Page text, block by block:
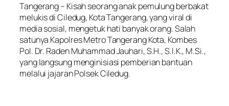
Tangerang – Kisah seorang anak pemulung berbakat
melukis di Ciledug, Kota Tangerang, yang viral di
media sosial, mengetuk hati banyak orang. Salah
satunya Kapolres Metro Tangerang Kota, Kombes
Pol. Dr. Raden Muhammad Jauhari, S.H., S.I.K., M.Si.,
yang langsung menginisiasi pemberian bantuan
melalui jajaran Polsek Ciledug.